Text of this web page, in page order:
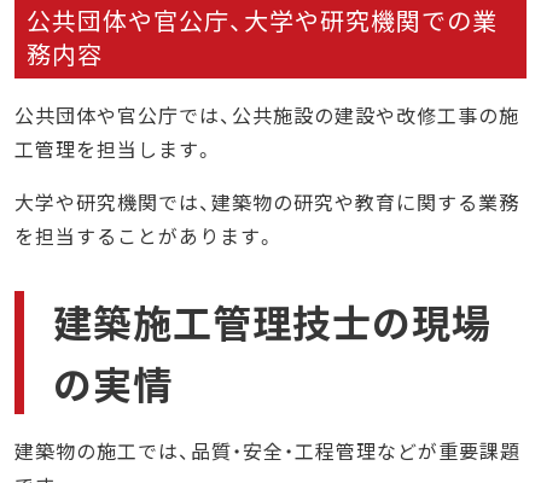
公共団体や官公庁、大学や研究機関での業
務内容
公共団体や官公庁では、公共施設の建設や改修工事の施
工管理を担当します。
大学や研究機関では、建築物の研究や教育に関する業務
を担当することがあります。
建築施工管理技士の現場
の実情
建築物の施工では、品質・安全・工程管理などが重要課題